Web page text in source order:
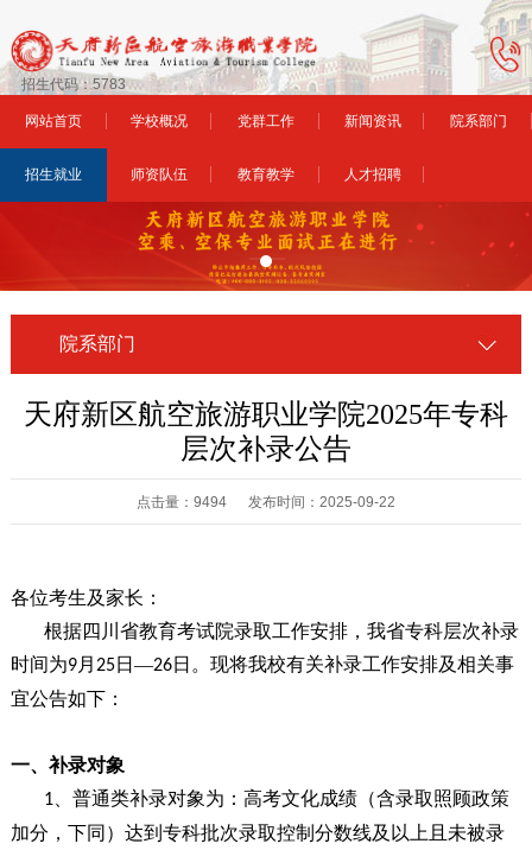
招生代码：5783
网站首页 学校概况 党群工作 新闻资讯 院系部门
招生就业 师资队伍 教育教学 人才招聘
院系部门
天府新区航空旅游职业学院2025年专科
层次补录公告
点击量：9494 发布时间：2025-09-22
各位考生及家长：
根据四川省教育考试院录取工作安排，我省专科层次补录
时间为9月 25日—26日。现将我校有关补录工作安排及相关事
宜公告如下：
一、补录对象
1、 普通类补录对象为：高考文化成绩（含录取照顾政策
加分，下同）达到专科批次录取控制分数线及以上且未被录